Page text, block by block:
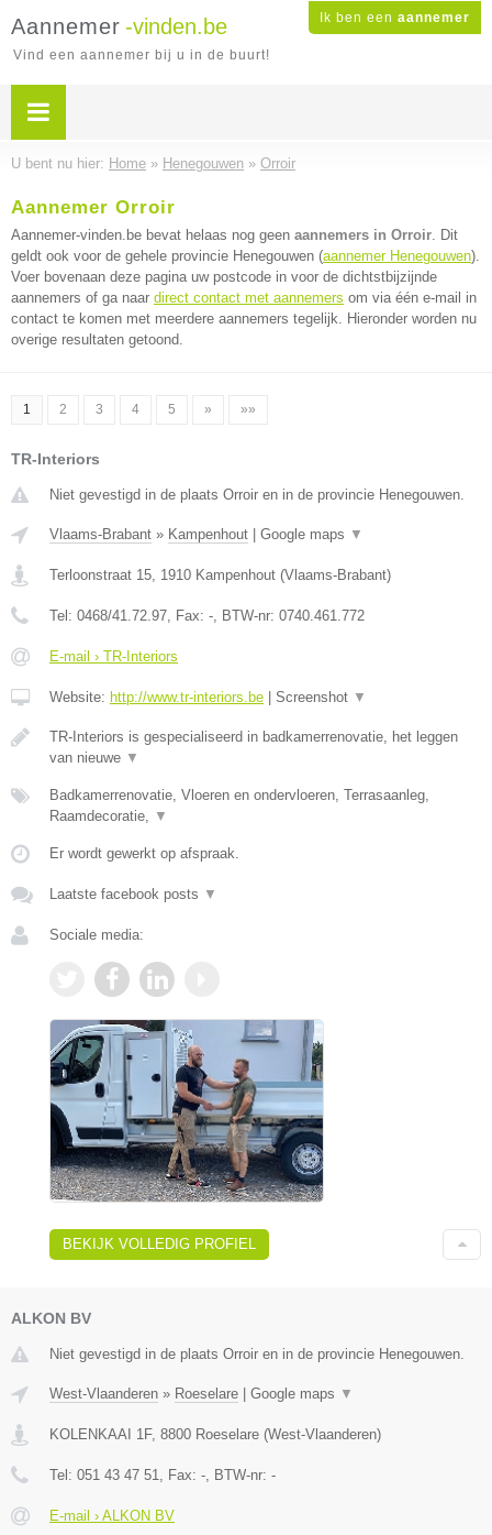
Ik ben een aannemer
Aannemer -vinden.be
Vind een aannemer bij u in de buurt!
U bent nu hier: Home » Henegouwen » Orroir
Aannemer Orroir
Aannemer-vinden.be bevat helaas nog geen aannemers in Orroir. Dit
geldt ook voor de gehele provincie Henegouwen (aannemer Henegouwen).
Voer bovenaan deze pagina uw postcode in voor de dichtstbijzijnde
aannemers of ga naar direct contact met aannemers om via één e-mail in
contact te komen met meerdere aannemers tegelijk. Hieronder worden nu
overige resultaten getoond.
1 2 3 4 5 » »»
TR-Interiors
Niet gevestigd in de plaats Orroir en in de provincie Henegouwen.
Vlaams-Brabant » Kampenhout Google maps ▼
Terloonstraat 15, 1910 Kampenhout (Vlaams-Brabant)
Tel: 0468/41.72.97, Fax: -, BTW-nr: 0740.461.772
E-mail › TR-Interiors
Website: http://www.tr-interiors.be Screenshot ▼
TR-Interiors is gespecialiseerd in badkamerrenovatie, het leggen
van nieuwe ▼
Badkamerrenovatie, Vloeren en ondervloeren, Terrasaanleg,
Raamdecoratie, ▼
Er wordt gewerkt op afspraak.
Laatste facebook posts ▼
Sociale media:
BEKIJK VOLLEDIG PROFIEL
ALKON BV
Niet gevestigd in de plaats Orroir en in de provincie Henegouwen.
West-Vlaanderen » Roeselare | Google maps ▼
KOLENKAAI 1F, 8800 Roeselare (West-Vlaanderen)
Tel: 051 43 47 51 , Fax: - , BTW-nr: -
E-mail › ALKON BV